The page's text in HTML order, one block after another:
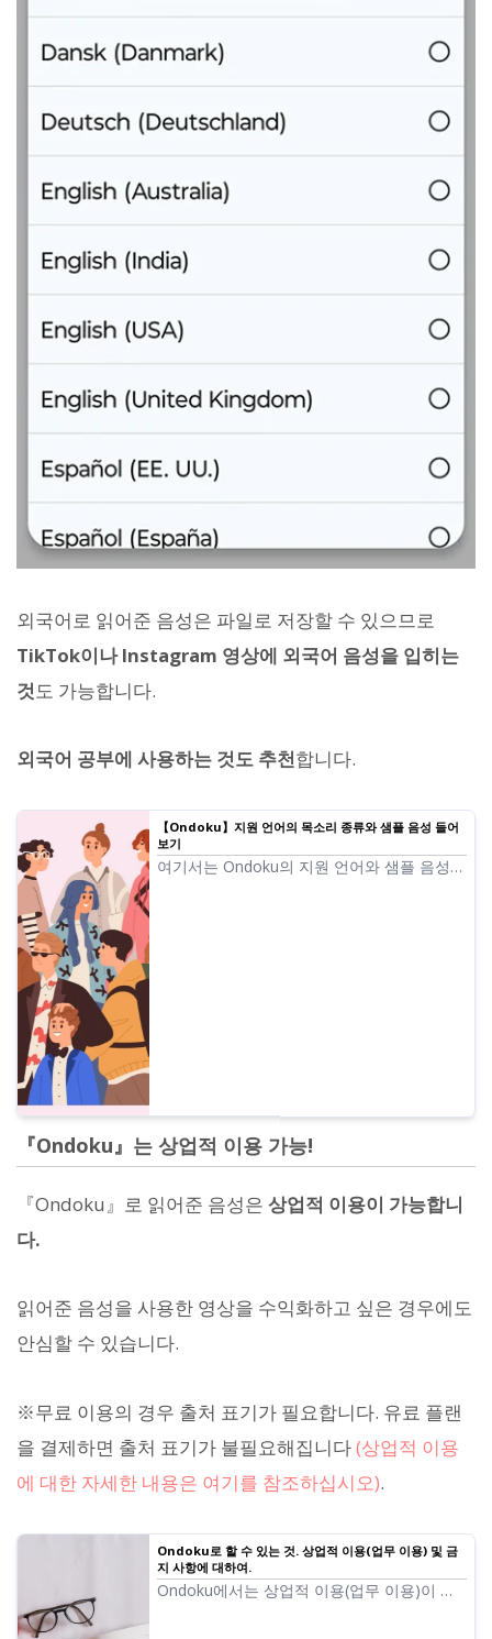
외국어로 읽어준 음성은 파일로 저장할 수 있으므로
TikTok이나 Instagram 영상에 외국어 음성을 입히는
것도 가능합니다.
외국어 공부에 사용하는 것도 추천합니다.
【Ondoku】지원 언어의 목소리 종류와 샘플 음성 들어
보기
여기서는 Ondoku의 지원 언어와 샘플 음성에
『Ondoku』는 상업적 이용 가능!
『Ondoku』로 읽어준 음성은 상업적 이용이 가능합니
다.
읽어준 음성을 사용한 영상을 수익화하고 싶은 경우에도
안심할 수 있습니다.
※무료 이용의 경우 출처 표기가 필요합니다. 유료 플랜
을 결제하면 출처 표기가 불필요해집니다(상업적 이용
에 대한 자세한 내용은 여기를 참조하십시오).
Ondoku로 할 수 있는 것. 상업적 이용(업무 이용) 및 금
지 사항에 대하여.
Ondoku에서는 상업적 이용(업무 이용)이 가